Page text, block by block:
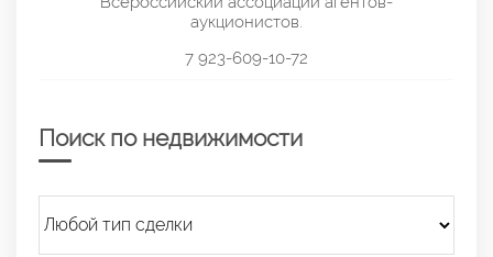
аукционистов.
7 923-609-10-72
Поиск по недвижимости